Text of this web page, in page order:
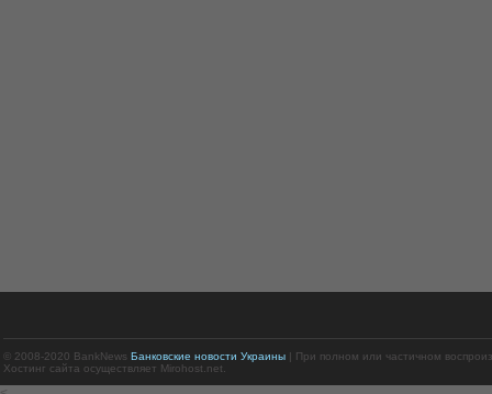
© 2008-2020 BankNews Банковские новости Украины| При полном или частичном
Хостинг сайта осуществляет Mirohost.net.